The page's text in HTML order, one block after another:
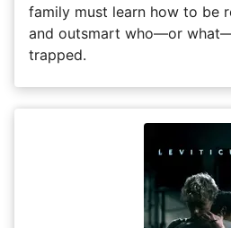
family must learn how to be
and outsmart who—or
trapped.